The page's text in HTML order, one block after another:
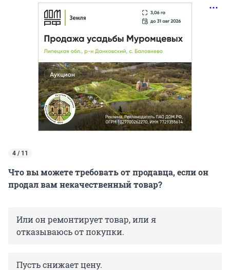
4 / 11
Что вы можете требовать от продавца, если он
продал вам некачественный товар?
Или он ремонтирует товар, или я
отказываюсь от покупки.
Пусть снижает цену.